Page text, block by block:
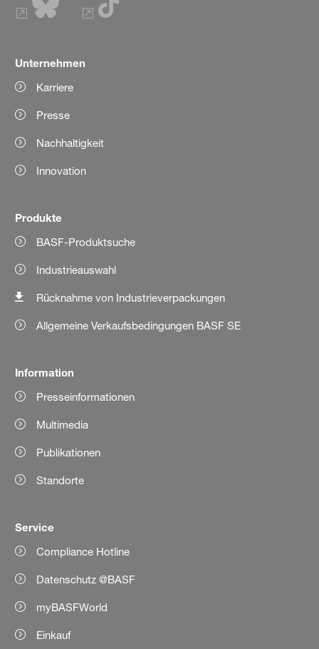
Unternehmen
Karriere
Presse
Nachhaltigkeit
Innovation
Produkte
BASF-Produktsuche
Industrieauswahl
Rücknahme von Industrieverpackungen
Allgemeine Verkaufsbedingungen BASF SE
Information
Presseinformationen
Multimedia
Publikationen
Standorte
Service
Compliance Hotline
Datenschutz @BASF
myBASFWorld
Einkauf